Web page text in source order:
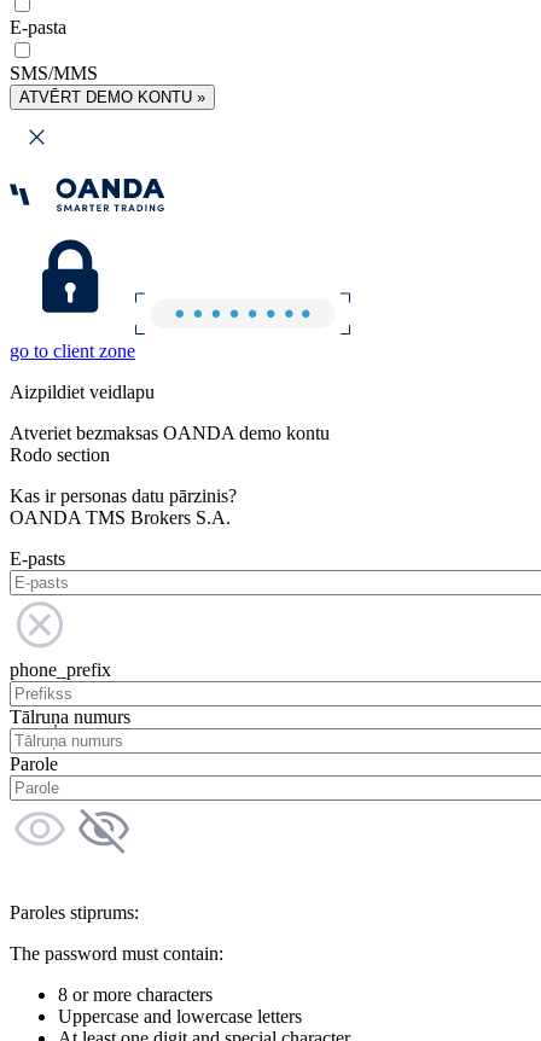
E-pasta
SMS/MMS
ATVĒRT DEMO KONTU »
go to client zone
Aizpildiet veidlapu
Atveriet bezmaksas OANDA demo kontu
Rodo section
Kas ir personas datu pārzinis?
OANDA TMS Brokers S.A.
E-pasts
phone_prefix
Tālruņa numurs
Parole
Paroles stiprums:
The password must contain:
8 or more characters
Uppercase and lowercase letters